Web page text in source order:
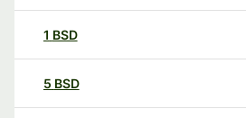
1 BSD
5 BSD